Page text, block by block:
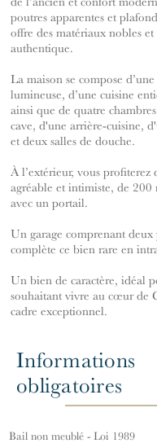
poutres apparentes et
offre des matériaux nobles
authentique.
La maison se compose
lumineuse, d’une cuisine
ainsi que de quatre
cave, d'une arrière-cuisine,
et deux salles de douche.
À l’extérieur, vous profiterez
agréable et intimiste, de 200
avec un portail.
Un garage comprenant deux
complète ce bien rare en
Un bien de caractère, idéal
souhaitant vivre au cœur de
cadre exceptionnel.
Informations
obligatoires
Bail non meublé - Loi 1989